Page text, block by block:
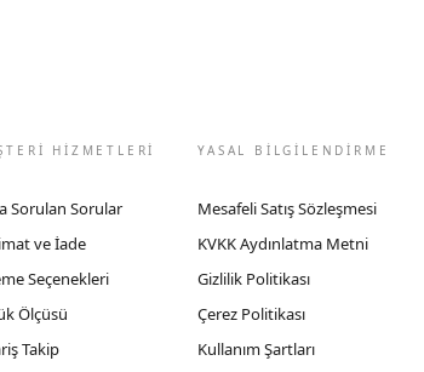
HİZMETLERİ
Sorulan Sorular
ve İade
Seçenekleri
Ölçüsü
Takip
YASAL BİLGİLENDİRME
Mesafeli Satış Sözleşmesi
KVKK Aydınlatma Metni
Gizlilik Politikası
Çerez Politikası
Kullanım Şartları